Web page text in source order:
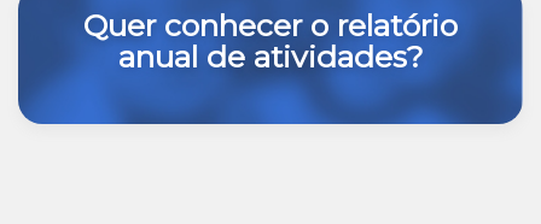
Quer conhecer o relatório
anual de atividades?